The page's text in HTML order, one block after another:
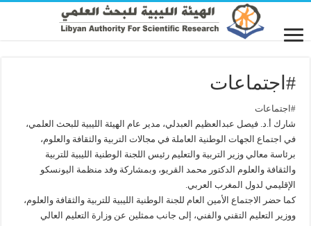
#اجتماعات
#اجتماعات
شارك أ.د. فيصل عبدالعظيم العبدلي، مدير عام الهيئة الليبية للبحث العلمي،
في اجتماع الجهات الوطنية العاملة في مجالات التربية والثقافة والعلوم،
برئاسة معالي وزير التربية والتعليم رئيس اللجنة الوطنية الليبية للتربية
والثقافة والعلوم الدكتور محمد القريو، وبمشاركة وفد منظمة اليونسكو
الإقليمي لدول المغرب العربي.
كما حضر الاجتماع الأمين العام للجنة الوطنية الليبية للتربية والثقافة والعلوم،
ووزير التعليم التقني والفني، إلى جانب ممثلين عن وزارة التعليم العالي